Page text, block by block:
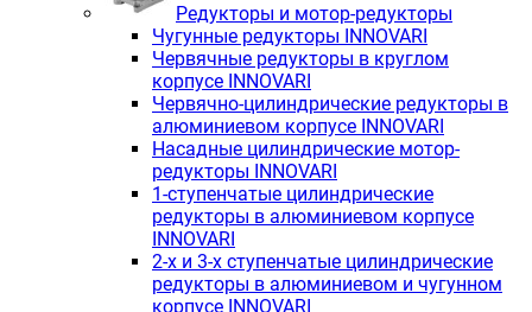
Редукторы и мотор-редукторы
Чугунные редукторы INNOVARI
Червячные редукторы в круглом
корпусе INNOVARI
Червячно-цилиндрические редукторы в
алюминиевом корпусе INNOVARI
Насадные цилиндрические мотор-
редукторы INNOVARI
1-ступенчатые цилиндрические
редукторы в алюминиевом корпусе
INNOVARI
2-х и 3-х ступенчатые цилиндрические
редукторы в алюминиевом и чугунном
корпусе INNOVARI